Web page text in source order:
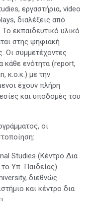
εργαστήρια, video
διαλέξεις από
εκπαιδευτικό υλικό
στης ψηφιακή
Οι συμμετέχοντες
κάθε ενότητα (report,
κ.ο.κ.) με την
έχουν πλήρη
και υποδομές του
οι
Studies (Κέντρο Δια
Υπ. Παιδείας).
διεθνώς
και κέντρο δια